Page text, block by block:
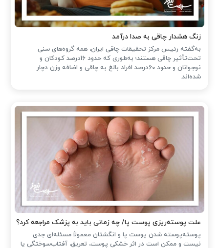
زنگ هشدار چاقی به صدا درآمد
به‌گفته رئیس مرکز تحقیقات چاقی ایران، همه گروه‌های سنی
تحت‌تأثیر چاقی هستند؛ به‌طوری که حدود 16درصد کودکان و
نوجوانان و حدود 60درصد افراد بالغ به چاقی و اضافه وزن دچار
شده‌اند.
علت پوسته‌ریزی پوست پا/ چه زمانی باید به پزشک مراجعه کرد؟
پوسته‌پوسته شدن پوست پا و انگشتان معمولاً مسئله‌ای جدی
نیست و ممکن است در اثر خشکی پوست، تعریق، آفتاب‌سوختگی یا